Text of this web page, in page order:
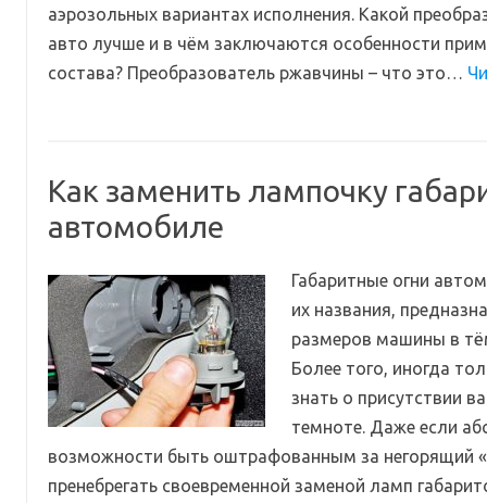
аэрозольных вариантах исполнения. Какой
авто лучше и в чём заключаются особенности
состава? Преобразователь ржавчины – что это…
Как заменить лампочку
автомобиле
Габаритные огни
их названия,
размеров машины в
Более того, иногда
знать о присутствии
темноте. Даже если
возможности быть оштрафованным за негорящий
пренебрегать своевременной заменой ламп